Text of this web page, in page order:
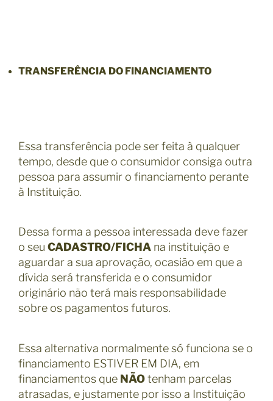
TRANSFERÊNCIA DO FINANCIAMENTO
Essa transferência pode ser feita à qualquer
tempo, desde que o consumidor consiga outra
pessoa para assumir o financiamento perante
à Instituição.
Dessa forma a pessoa interessada deve fazer
o seu CADASTRO/FICHA na instituição e
aguardar a sua aprovação, ocasião em que a
dívida será transferida e o consumidor
originário não terá mais responsabilidade
sobre os pagamentos futuros.
Essa alternativa normalmente só funciona se o
financiamento ESTIVER EM DIA, em
financiamentos que NÃOtenham parcelas
atrasadas, e justamente por isso a Instituição